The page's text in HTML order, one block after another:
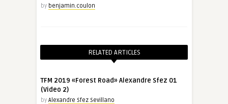
by benjamin.coulon
RELATED ARTICLES
TFM 2019 «Forest Road» Alexandre Sfez 01
(Video 2)
by Alexandre Sfez Sevillano